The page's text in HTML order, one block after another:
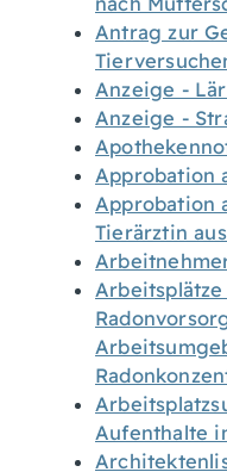
Antrag zur
Anzeige -
Anzeige -
Approbation
Approbation
Tierärztin
Arbeitsplätze
Aufenthalte